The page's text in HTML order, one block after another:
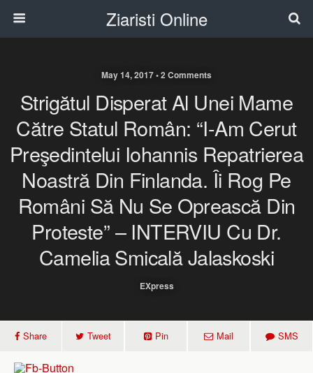
Ziaristi Online
May 14, 2017 • 2 Comments
Strigătul Disperat Al Unei Mame
Către Statul Român: “I-Am Cerut
Preşedintelui Iohannis Repatrierea
Noastră Din Finlanda. Îi Rog Pe
Români Să Nu Se Oprească Din
Proteste” – INTERVIU Cu Dr.
Camelia Smicală Jalaskoski
EXpress
Share Tweet Pin Mail SMS